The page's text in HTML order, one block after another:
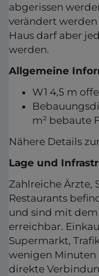
abgerissen
verändert
Haus darf aber
werden.
Allgemeine
W1 4,5 m
m² bebaute
Nähere Details
Lage und
Zahlreiche Ärzte,
Restaurants
und sind mit
erreichbar.
Supermarkt,
wenigen Minuten
direkte